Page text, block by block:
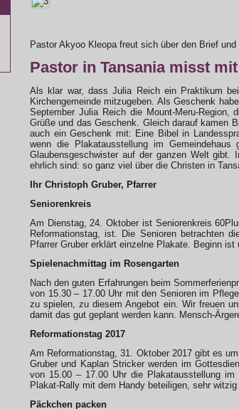
Pastor Akyoo Kleopa freut sich über den Brief
Pastor in Tansania misst
Als klar war, dass Julia Reich ein Praktikum
Kirchengemeinde mitzugeben. Als Geschenk
September Julia Reich die Mount-Meru-Region,
Grüße und das Geschenk. Gleich darauf kamen
auch ein Geschenk mit: Eine Bibel in
wenn die Plakatausstellung im
Glaubensgeschwister auf der ganzen Welt
ehrlich sind: so ganz viel über die Christen in
Ihr Christoph Gruber, Pfarrer
Seniorenkreis
Am Dienstag, 24. Oktober ist Seniorenkreis
Reformationstag, ist. Die Senioren betrachten
Pfarrer Gruber erklärt einzelne Plakate. Beginn
Spielenachmittag im Rosengarten
Nach den guten Erfahrungen beim
von 15.30 – 17.00 Uhr mit den Senioren im
zu spielen, zu diesem Angebot ein. Wir freuen
damit das gut geplant werden kann. Mensch-
Reformationstag 2017
Am Reformationstag, 31. Oktober 2017 gibt es
Gruber und Kaplan Stricker werden im
von 15.00 – 17.00 Uhr die Plakatausstellung
Plakat-Rally mit dem Handy beteiligen, sehr
Päckchen packen